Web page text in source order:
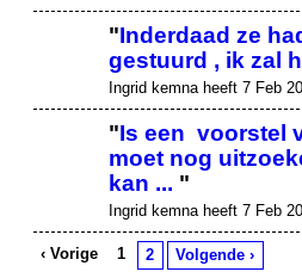
"Inderdaad ze
gestuurd , ik zal
Ingrid kemna heeft 7 Feb
"Is een voorstel
moet nog
kan ... "
Ingrid kemna heeft 7 Feb
‹ Vorige 1 2 Volgende ›